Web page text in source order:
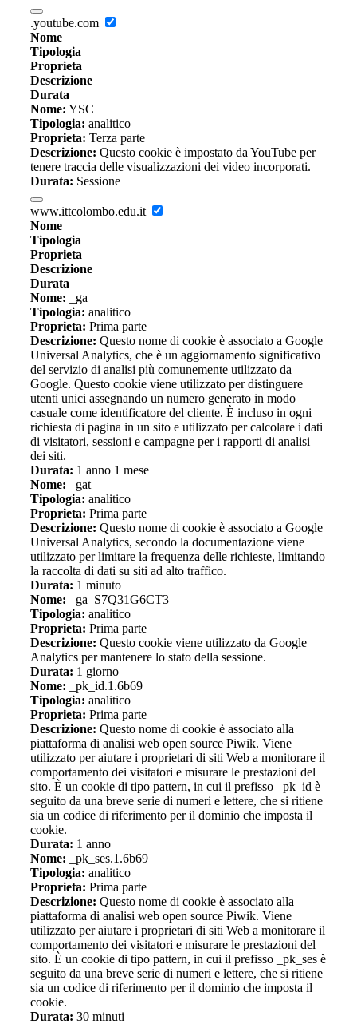
.youtube.com
Nome
Tipologia
Proprieta
Descrizione
Durata
Nome: YSC
Tipologia: analitico
Proprieta: Terza parte
Descrizione: Questo cookie è impostato da YouTube per
tenere traccia delle visualizzazioni dei video incorporati.
Durata: Sessione
www.ittcolombo.edu.it
Nome
Tipologia
Proprieta
Descrizione
Durata
Nome: _ga
Tipologia: analitico
Proprieta: Prima parte
Descrizione: Questo nome di cookie è associato a Google
Universal Analytics, che è un aggiornamento significativo
del servizio di analisi più comunemente utilizzato da
Google. Questo cookie viene utilizzato per distinguere
utenti unici assegnando un numero generato in modo
casuale come identificatore del cliente. È incluso in ogni
richiesta di pagina in un sito e utilizzato per calcolare i dati
di visitatori, sessioni e campagne per i rapporti di analisi
dei siti.
Durata: 1 anno 1 mese
Nome: _gat
Tipologia: analitico
Proprieta: Prima parte
Descrizione: Questo nome di cookie è associato a Google
Universal Analytics, secondo la documentazione viene
utilizzato per limitare la frequenza delle richieste, limitando
la raccolta di dati su siti ad alto traffico.
Durata: 1 minuto
Nome: _ga_S7Q31G6CT3
Tipologia: analitico
Proprieta: Prima parte
Descrizione: Questo cookie viene utilizzato da Google
Analytics per mantenere lo stato della sessione.
Durata: 1 giorno
Nome: _pk_id.1.6b69
Tipologia: analitico
Proprieta: Prima parte
Descrizione: Questo nome di cookie è associato alla
piattaforma di analisi web open source Piwik. Viene
utilizzato per aiutare i proprietari di siti Web a monitorare il
comportamento dei visitatori e misurare le prestazioni del
sito. È un cookie di tipo pattern, in cui il prefisso _pk_id è
seguito da una breve serie di numeri e lettere, che si ritiene
sia un codice di riferimento per il dominio che imposta il
cookie.
Durata: 1 anno
Nome: _pk_ses.1.6b69
Tipologia: analitico
Proprieta: Prima parte
Descrizione: Questo nome di cookie è associato alla
piattaforma di analisi web open source Piwik. Viene
utilizzato per aiutare i proprietari di siti Web a monitorare il
comportamento dei visitatori e misurare le prestazioni del
sito. È un cookie di tipo pattern, in cui il prefisso _pk_ses è
seguito da una breve serie di numeri e lettere, che si ritiene
sia un codice di riferimento per il dominio che imposta il
cookie.
Durata: 30 minuti